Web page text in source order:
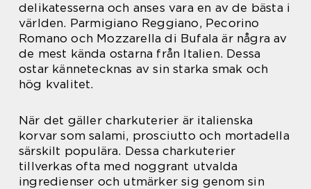
delikatesserna och anses vara en av de bästa i
världen. Parmigiano Reggiano, Pecorino
Romano och Mozzarella di Bufala är några av
de mest kända ostarna från Italien. Dessa
ostar kännetecknas av sin starka smak och
hög kvalitet.
När det gäller charkuterier är italienska
korvar som salami, prosciutto och mortadella
särskilt populära. Dessa charkuterier
tillverkas ofta med noggrant utvalda
ingredienser och utmärker sig genom sin